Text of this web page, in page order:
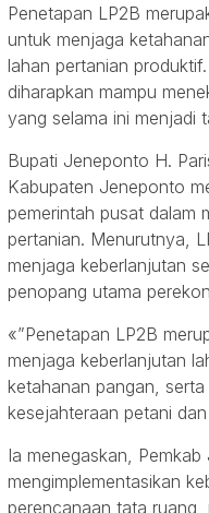
Penetapan LP2B
untuk menjaga
lahan pertanian
diharapkan mampu
yang selama ini menjadi
Bupati Jeneponto H.
Kabupaten Jeneponto
pemerintah pusat dalam
pertanian. Menurutnya,
menjaga keberlanjutan
penopang utama
«”Penetapan LP2B
menjaga keberlanjutan
ketahanan pangan,
kesejahteraan petani
Ia menegaskan,
mengimplementasikan
perencanaan tata ruang,